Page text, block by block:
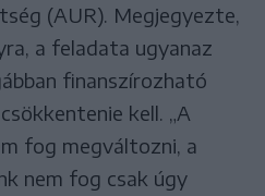
(AUR). Megjegyezte,
a feladata ugyanaz
finanszírozható
kell. „A
fog megváltozni, a
nem fog csak úgy